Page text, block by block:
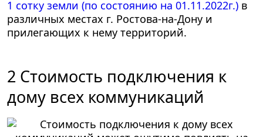
1 сотку земли (по состоянию на 01.11.2022г.) в
различных местах г. Ростова-на-Дону и
прилегающих к нему территорий.
2 Стоимость подключения к
дому всех коммуникаций